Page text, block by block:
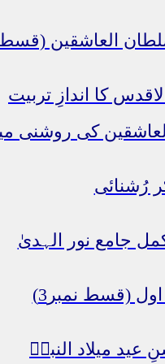
العاشقین (قسط
کا اندازِ تربیت
رُشنائی
جامع نور الہدیٰ
(قسط نمبر3)
میلاد النبیؐ